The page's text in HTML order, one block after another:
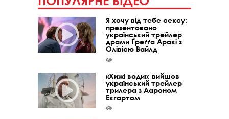
Я хочу від тебе сексу:
презентовано
український трейлер
драми Ґреґґа Аракі з
Олівією Вайлд
«Хижі води»: вийшов
український трейлер
трилера з Аароном
Екгартом